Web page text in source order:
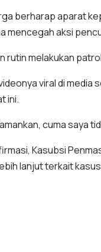
berharap aparat
mencegah aksi
rutin melakukan
viral di media
ini.
cuma saya
Kasubsi
lanjut terkait